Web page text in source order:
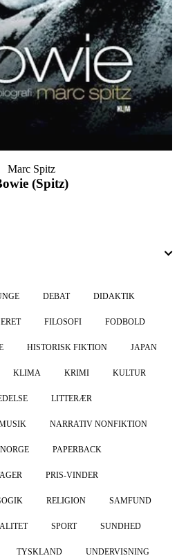
(Spitz)
Marc Spitz
DEBAT DIDAKTIK
FILOSOFI FODBOLD
HISTORISK FIKTION JAPAN
KLIMA KRIMI KULTUR
LITTERÆR
NARRATIV NONFIKTION
NORGE PAPERBACK
PRIS-VINDER
RELIGION SAMFUND
SPORT SUNDHED
TYSKLAND UNDERVISNING